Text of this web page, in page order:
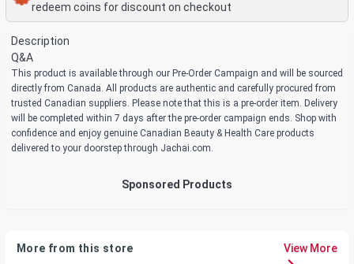
redeem coins for discount on checkout
Description
Q&A
This product is available through our Pre-Order Campaign and will be sourced
directly from Canada. All products are authentic and carefully procured from
trusted Canadian suppliers. Please note that this is a pre-order item. Delivery
will be completed within 7 days after the pre-order campaign ends. Shop with
confidence and enjoy genuine Canadian Beauty & Health Care products
delivered to your doorstep through Jachai.com.
Sponsored Products
More from this store View More